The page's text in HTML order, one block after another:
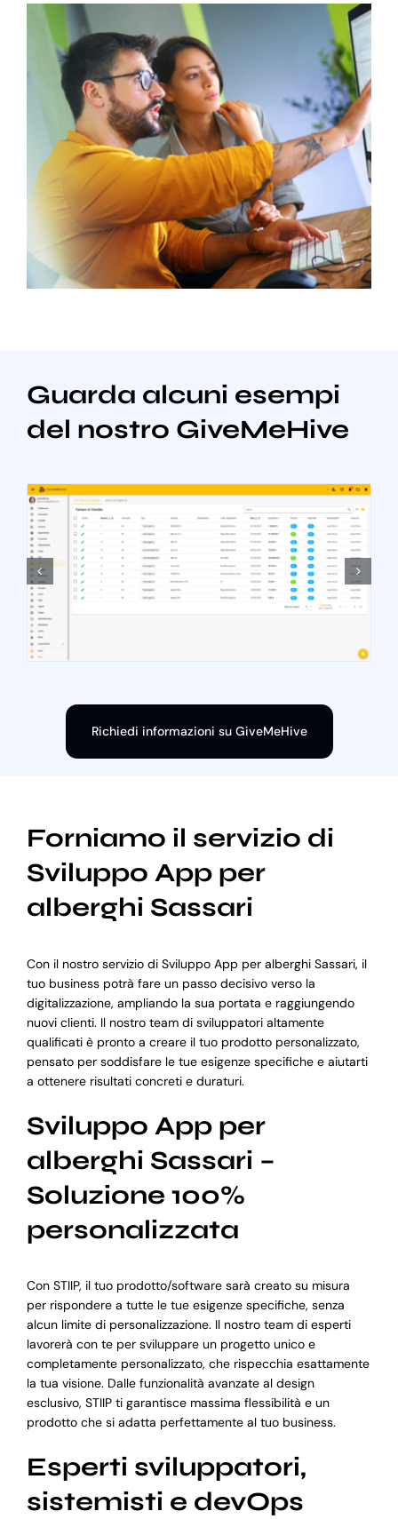
Guarda alcuni esempi
del nostro GiveMeHive
Richiedi informazioni su GiveMeHive
Forniamo il servizio di
Sviluppo App per
alberghi Sassari
Con il nostro servizio di Sviluppo App per alberghi Sassari, il
tuo business potrà fare un passo decisivo verso la
digitalizzazione, ampliando la sua portata e raggiungendo
nuovi clienti. Il nostro team di sviluppatori altamente
qualificati è pronto a creare il tuo prodotto personalizzato,
pensato per soddisfare le tue esigenze specifiche e aiutarti
a ottenere risultati concreti e duraturi.
Sviluppo App per
alberghi Sassari –
Soluzione 100%
personalizzata
Con STIIP, il tuo prodotto/software sarà creato su misura
per rispondere a tutte le tue esigenze specifiche, senza
alcun limite di personalizzazione. Il nostro team di esperti
lavorerà con te per sviluppare un progetto unico e
completamente personalizzato, che rispecchia esattamente
la tua visione. Dalle funzionalità avanzate al design
esclusivo, STIIP ti garantisce massima flessibilità e un
prodotto che si adatta perfettamente al tuo business.
Esperti sviluppatori,
sistemisti e devOps